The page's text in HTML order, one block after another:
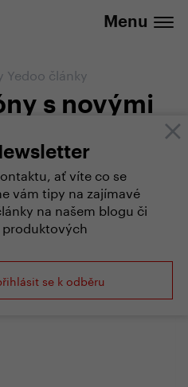
Menu
ať víte co se
vám tipy na zajímavé
na našem blogu či
se k odběru
Yedoo články
s novými
že po mnoha měsících
na trh s novou kolekci
New, Yedoo City
můžete na celou řadu